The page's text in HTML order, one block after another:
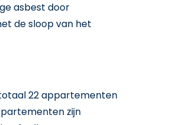
asbest door
de sloop van het
22 appartementen
zijn